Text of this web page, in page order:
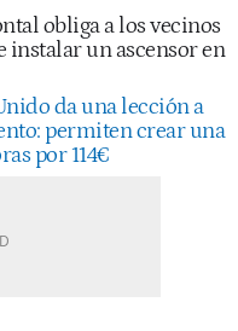
obliga a los vecinos
instalar un ascensor en
da una lección a
permiten crear una
por 114€